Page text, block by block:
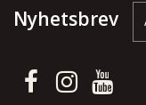
Nyhetsbrev